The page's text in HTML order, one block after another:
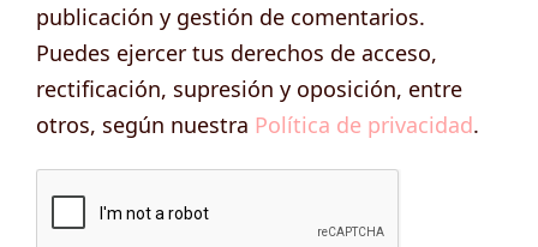
publicación y gestión de comentarios.
Puedes ejercer tus derechos de acceso,
rectificación, supresión y oposición, entre
otros, según nuestra Política de privacidad.